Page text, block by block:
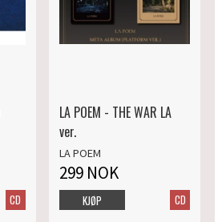
CD
LA POEM - THE WAR LA
ver.
LA POEM
299 NOK
CD
KJØP